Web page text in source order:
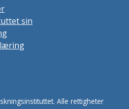
sin
Alle rettigheter